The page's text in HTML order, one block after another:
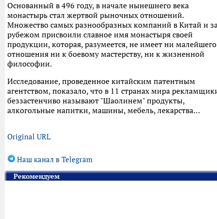
Основанный в 496 году, в начале нынешнего века
монастырь стал жертвой рыночных отношений.
Множество самых разнообразных компаний в Китай и
рубежом присвоили славное имя монастыря своей
продукции, которая, разумеется, не имеет ни малейшего
отношения ни к боевому мастерству, ни к жизненной
философии.
Исследование, проведенное китайским патентным
агентством, показало, что в 11 странах мира
беззастенчиво называют "Шаолинем" продукты,
алкогольные напитки, машины, мебель, лекарства…
Original URL
Наш канал в Telegram
Рекомендуем